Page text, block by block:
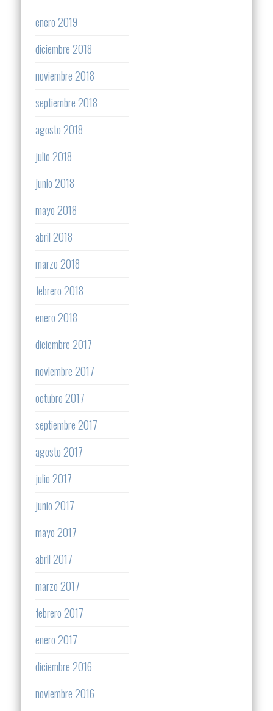
enero 2019
diciembre 2018
noviembre 2018
septiembre 2018
agosto 2018
julio 2018
junio 2018
mayo 2018
abril 2018
marzo 2018
febrero 2018
enero 2018
diciembre 2017
noviembre 2017
octubre 2017
septiembre 2017
agosto 2017
julio 2017
junio 2017
mayo 2017
abril 2017
marzo 2017
febrero 2017
enero 2017
diciembre 2016
noviembre 2016